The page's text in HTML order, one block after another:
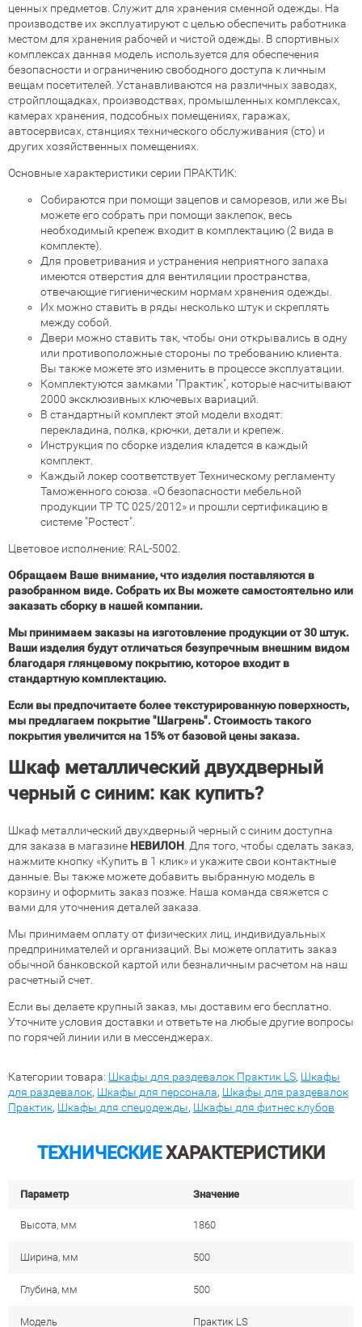
ценных предметов. Служит для хранения сменной одежды. На
производстве их эксплуатируют с целью обеспечить работника
местом для хранения рабочей и чистой одежды. В спортивных
комплексах данная модель используется для обеспечения
безопасности и ограничению свободного доступа к личным
вещам посетителей. Устанавливаются на различных заводах,
стройплощадках, производствах, промышленных комплексах,
камерах хранения, подсобных помещениях, гаражах,
автосервисах, станциях технического обслуживания (сто) и
других хозяйственных помещениях.
Основные характеристики серии ПРАКТИК:
Собираются при помощи зацепов и саморезов, или же Вы
можете его собрать при помощи заклепок, весь
необходимый крепеж входит в комплектацию (2 вида в
комплекте).
Для проветривания и устранения неприятного запаха
имеются отверстия для вентиляции пространства,
отвечающие гигиеническим нормам хранения одежды.
Их можно ставить в ряды несколько штук и скреплять
между собой.
Двери можно ставить так, чтобы они открывались в одну
или противоположные стороны по требованию клиента.
Вы также можете это изменить в процессе эксплуатации.
Комплектуются замками "Практик", которые насчитывают
2000 эксклюзивных ключевых вариаций.
В стандартный комплект этой модели входят:
перекладина, полка, крючки, детали и крепеж.
Инструкция по сборке изделия кладется в каждый
комплект.
Каждый локер соответствует Техническому регламенту
Таможенного союза. «О безопасности мебельной
продукции ТР ТС 025/2012» и прошли сертификацию в
системе "Ростест".
Цветовое исполнение: RAL-5002.
Обращаем Ваше внимание, что изделия поставляются в
разобранном виде. Собрать их Вы можете самостоятельно или
заказать сборку в нашей компании.
Мы принимаем заказы на изготовление продукции от 30 штук.
Ваши изделия будут отличаться безупречным внешним видом
благодаря глянцевому покрытию, которое входит в
стандартную комплектацию.
Если вы предпочитаете более текстурированную поверхность,
мы предлагаем покрытие "Шагрень". Стоимость такого
покрытия увеличится на 15% от базовой цены заказа.
Шкаф металлический двухдверный
черный с синим: как купить?
Шкаф металлический двухдверный черный с синим доступна
для заказа в магазине НЕВИЛОН . Для того, чтобы сделать заказ,
нажмите кнопку «Купить в 1 клик» и укажите свои контактные
данные. Вы также можете добавить выбранную модель в
корзину и оформить заказ позже. Наша команда свяжется с
вами для уточнения деталей заказа.
Мы принимаем оплату от физических лиц, индивидуальных
предпринимателей и организаций. Вы можете оплатить заказ
обычной банковской картой или безналичным расчетом на наш
расчетный счет.
Если вы делаете крупный заказ, мы доставим его бесплатно.
Уточните условия доставки и ответьте на любые другие вопросы
по горячей линии или в мессенджерах.
Категории товара: Шкафы для раздевалок Практик LS, Шкафы
для раздевалок, Шкафы для персонала, Шкафы для раздевалок
Практик, Шкафы для спецодежды, Шкафы для фитнес клубов
ТЕХНИЧЕСКИЕХАРАКТЕРИСТИКИ
Параметр Значение
Высота, мм 1860
Ширина, мм 500
Глубина, мм 500
Модель Практик LS